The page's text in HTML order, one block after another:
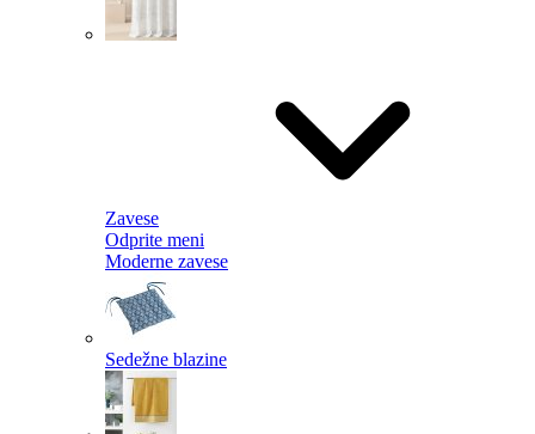
Zavese
Odprite meni
Moderne zavese
Sedežne blazine